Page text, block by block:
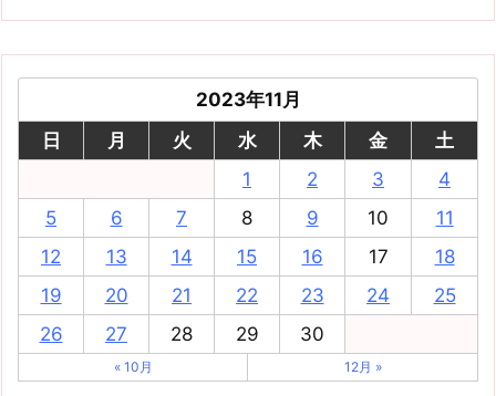
2023年11月
日
月 火 水 木 金
土
1
2 3
4
5
6 7 8 9 10
11
12
13 14 15 16 17
18
19
20 21 22 23 24
25
26
27 28 29 30
« 10月 12月 »